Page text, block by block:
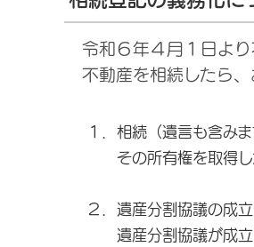
令和６年４月１日よ
不動産を相続したら、
１．相続（遺言も含み
その所有権を取得した
２．遺産分割協議の成
遺産分割協議が成立